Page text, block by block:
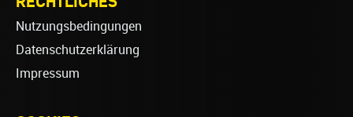
Nutzungsbedingungen
Datenschutzerklärung
Impressum